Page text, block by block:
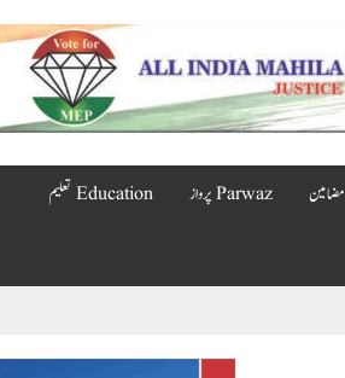
Parwaz پرواز Education تعلیم